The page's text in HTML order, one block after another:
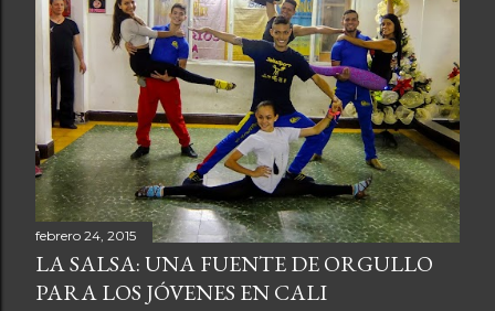
febrero 24, 2015
LA SALSA: UNA FUENTE DE ORGULLO
PARA LOS JÓVENES EN CALI